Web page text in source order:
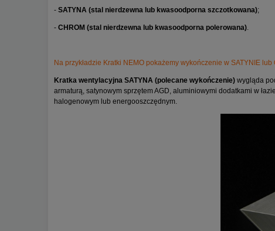
- SATYNA (stal nierdzewna lub kwasoodporna szczotkowana);
- CHROM (stal nierdzewna lub kwasoodporna polerowana).
Na przykładzie Kratki NEMO pokażemy wykończenie w SATYNIE lub
Kratka wentylacyjna SATYNA (polecane wykończenie) wygląda
armaturą, satynowym sprzętem AGD, aluminiowymi dodatkami w
halogenowym lub energooszczędnym.